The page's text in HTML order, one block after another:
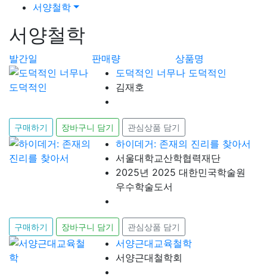
서양철학
서양철학
발간일 판매량
상품명
도덕적인 너무나 도덕적인
김재호
구매하기 장바구니 담기 관심상품 담기
하이데거: 존재의 진리를 찾아서
서울대학교산학협력재단
2025년 2025 대한민국학술원
우수학술도서
구매하기 장바구니 담기 관심상품 담기
서양근대교육철학
서양근대철학회